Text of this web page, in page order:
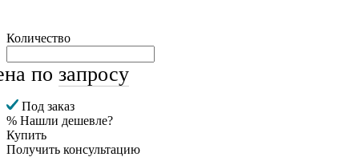
Количество
по запросу
Под заказ
% Нашли дешевле?
Купить
Получить консультацию